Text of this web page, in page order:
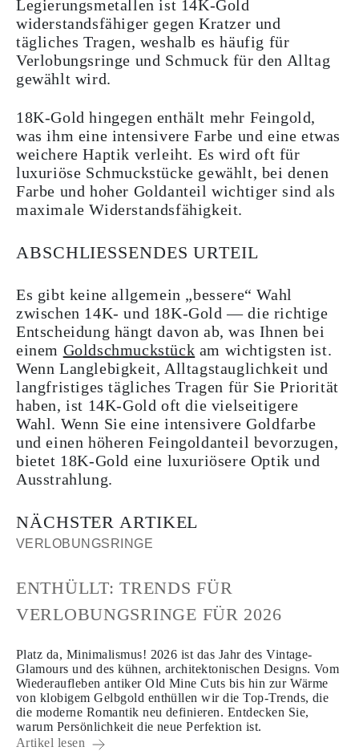
Legierungsmetallen ist 14K-Gold
widerstandsfähiger gegen Kratzer und
tägliches Tragen, weshalb es häufig für
Verlobungsringe und Schmuck für den Alltag
gewählt wird.
18K-Gold hingegen enthält mehr Feingold,
was ihm eine intensivere Farbe und eine etwas
weichere Haptik verleiht. Es wird oft für
luxuriöse Schmuckstücke gewählt, bei denen
Farbe und hoher Goldanteil wichtiger sind als
maximale Widerstandsfähigkeit.
ABSCHLIESSENDES URTEIL
Es gibt keine allgemein „bessere“ Wahl
zwischen 14K- und 18K-Gold — die richtige
Entscheidung hängt davon ab, was Ihnen bei
einem Goldschmuckstück am wichtigsten ist.
Wenn Langlebigkeit, Alltagstauglichkeit und
langfristiges tägliches Tragen für Sie Priorität
haben, ist 14K-Gold oft die vielseitigere
Wahl. Wenn Sie eine intensivere Goldfarbe
und einen höheren Feingoldanteil bevorzugen,
bietet 18K-Gold eine luxuriösere Optik und
Ausstrahlung.
NÄCHSTER ARTIKEL
VERLOBUNGSRINGE
ENTHÜLLT: TRENDS FÜR
VERLOBUNGSRINGE FÜR 2026
Platz da, Minimalismus! 2026 ist das Jahr des Vintage-
Glamours und des kühnen, architektonischen Designs. Vom
Wiederaufleben antiker Old Mine Cuts bis hin zur Wärme
von klobigem Gelbgold enthüllen wir die Top-Trends, die
die moderne Romantik neu definieren. Entdecken Sie,
warum Persönlichkeit die neue Perfektion ist.
Artikel lesen